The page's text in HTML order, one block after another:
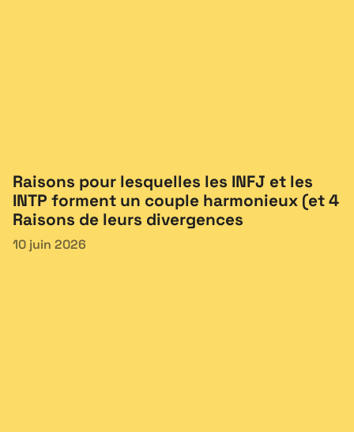
Raisons pour lesquelles les INFJ et les
INTP forment un couple harmonieux (et 4
Raisons de leurs divergences
10 juin 2026